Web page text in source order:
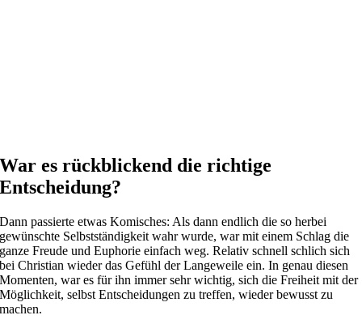
War es rückblickend die richtige
Entscheidung?
Dann passierte etwas Komisches: Als dann endlich die so herbei
gewünschte Selbstständigkeit wahr wurde, war mit einem Schlag die
ganze Freude und Euphorie einfach weg. Relativ schnell schlich sich
bei Christian wieder das Gefühl der Langeweile ein. In genau diesen
Momenten, war es für ihn immer sehr wichtig, sich die Freiheit mit der
Möglichkeit, selbst Entscheidungen zu treffen, wieder bewusst zu
machen.